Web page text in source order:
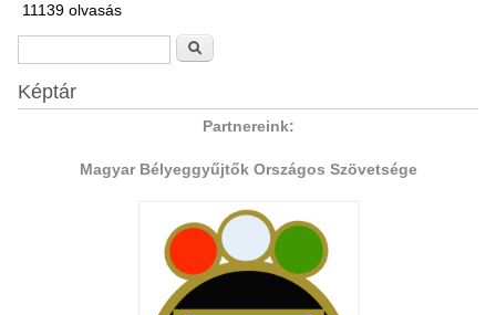
11139 olvasás
Keresés űrlap
Képtár
Partnereink:
Magyar Bélyeggyűjtők Országos Szövetsége